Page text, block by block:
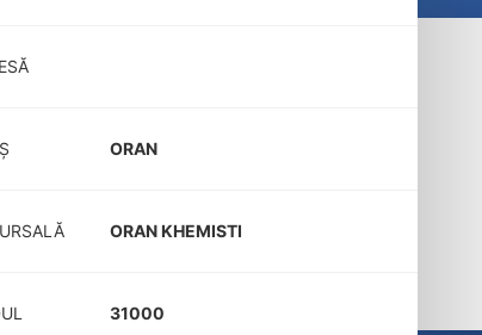
ORAN
ORAN KHEMISTI
31000